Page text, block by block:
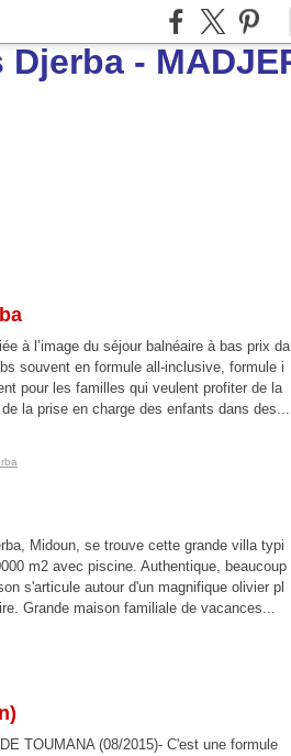
à l’image du séjour balnéaire à bas prix da
souvent en formule all-inclusive, formule i
pour les familles qui veulent profiter de la
la prise en charge des enfants dans des...
Midoun, se trouve cette grande villa typi
m2 avec piscine. Authentique, beaucoup
s'articule autour d'un magnifique olivier pl
Grande maison familiale de vacances...
TOUMANA (08/2015)- C'est une formule